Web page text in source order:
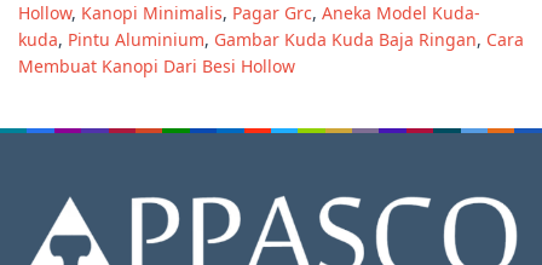
Hollow, Kanopi Minimalis, Pagar Grc, Aneka Model Kuda-
kuda, Pintu Aluminium, Gambar Kuda Kuda Baja Ringan, Cara
Membuat Kanopi Dari Besi Hollow